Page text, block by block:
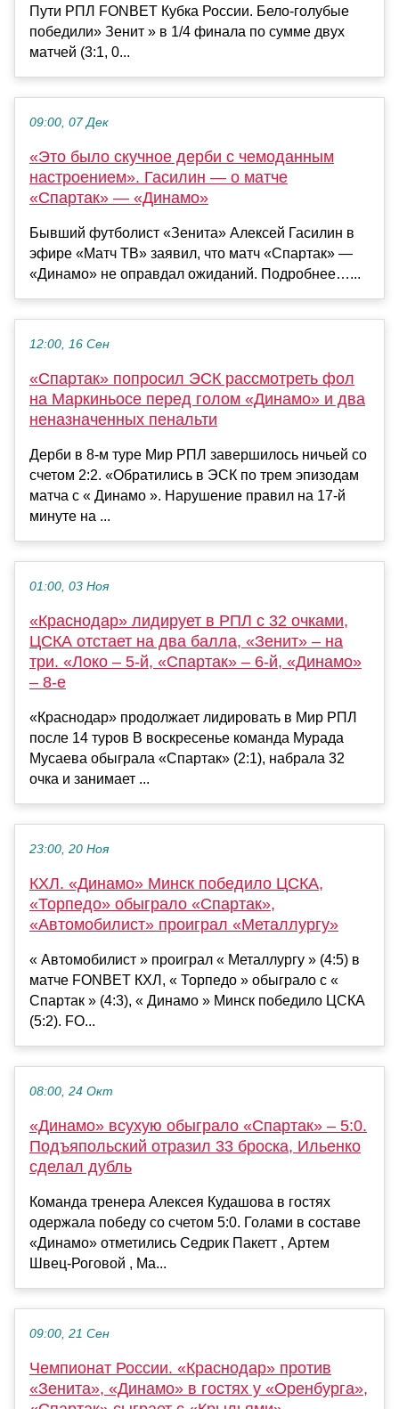
Пути РПЛ FONBET Кубка России. Бело-голубые
победили» Зенит » в 1/4 финала по сумме двух
матчей (3:1, 0...
09:00, 07 Дек
«Это было скучное дерби с чемоданным
настроением». Гасилин — о матче
«Спартак» — «Динамо»
Бывший футболист «Зенита» Алексей Гасилин в
эфире «Матч ТВ» заявил, что матч «Спартак» —
«Динамо» не оправдал ожиданий. Подробнее…...
12:00, 16 Сен
«Спартак» попросил ЭСК рассмотреть фол
на Маркиньосе перед голом «Динамо» и два
неназначенных пенальти
Дерби в 8-м туре Мир РПЛ завершилось ничьей со
счетом 2:2. «Обратились в ЭСК по трем эпизодам
матча с « Динамо ». Нарушение правил на 17-й
минуте на ...
01:00, 03 Ноя
«Краснодар» лидирует в РПЛ с 32 очками,
ЦСКА отстает на два балла, «Зенит» – на
три. «Локо – 5-й, «Спартак» – 6-й, «Динамо»
– 8-е
«Краснодар» продолжает лидировать в Мир РПЛ
после 14 туров В воскресенье команда Мурада
Мусаева обыграла «Спартак» (2:1), набрала 32
очка и занимает ...
23:00, 20 Ноя
КХЛ. «Динамо» Минск победило ЦСКА,
«Торпедо» обыграло «Спартак»,
«Автомобилист» проиграл «Металлургу»
« Автомобилист » проиграл « Металлургу » (4:5) в
матче FONBET КХЛ, « Торпедо » обыграло с «
Спартак » (4:3), « Динамо » Минск победило ЦСКА
(5:2). FO...
08:00, 24 Окт
«Динамо» всухую обыграло «Спартак» – 5:0.
Подъяпольский отразил 33 броска, Ильенко
сделал дубль
Команда тренера Алексея Кудашова в гостях
одержала победу со счетом 5:0. Голами в составе
«Динамо» отметились Седрик Пакетт , Артем
Швец-Роговой , Ма...
09:00, 21 Сен
Чемпионат России. «Краснодар» против
«Зенита», «Динамо» в гостях у «Оренбурга»,